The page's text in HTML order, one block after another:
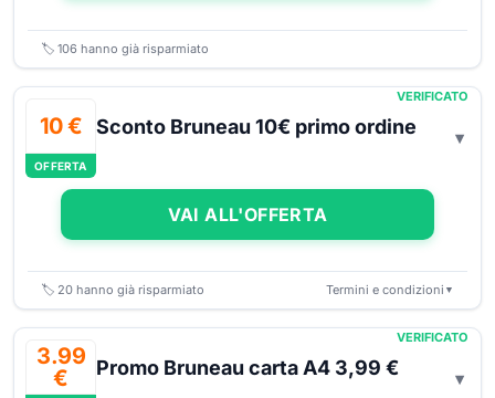
🏷️ 106 hanno già risparmiato
10 €
OFFERTA
VERIFICATO
Sconto Bruneau 10€ primo ordine
VAI ALL'OFFERTA
🏷️ 20 hanno già risparmiato Termini e condizioni ▼
3.99
€
VERIFICATO
Promo Bruneau carta A4 3,99 €